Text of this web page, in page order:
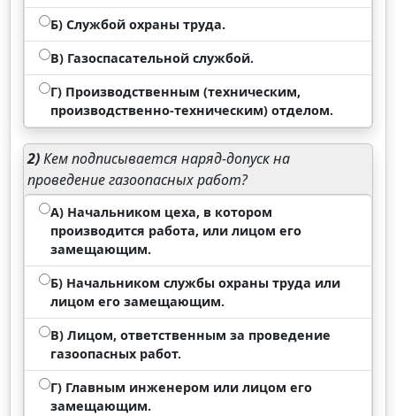
Б) Службой охраны труда.
В) Газоспасательной службой.
Г) Производственным (техническим,
производственно-техническим) отделом.
2)Кем подписывается наряд-допуск на
проведение газоопасных работ?
А) Начальником цеха, в котором
производится работа, или лицом его
замещающим.
Б) Начальником службы охраны труда или
лицом его замещающим.
В) Лицом, ответственным за проведение
газоопасных работ.
Г) Главным инженером или лицом его
замещающим.